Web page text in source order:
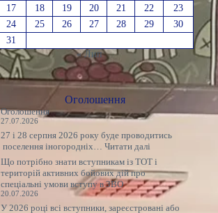
17
18 19 20 21 22
23
24
25 26 27 28 29
30
31
« Лип
Оголошення
Оголошення
27.07.2026
27 і 28 серпня 2026 року буде проводитись
поселення іногородніх…Читати далі
Оголошення
Що потрібно знати вступникам із ТОТ і
територій активних бойових дій про
спеціальні умови вступу в ЗВО
20.07.2026
У 2026 році всі вступники, зареєстровані або